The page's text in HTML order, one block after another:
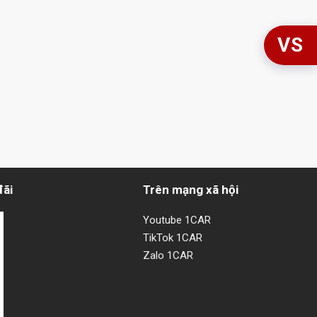
Trên mạng xã hội
Youtube 1CAR
TikTok 1CAR
Zalo 1CAR
VS